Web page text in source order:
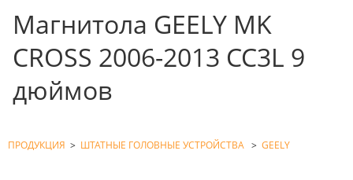
Магнитола GEELY MK
CROSS 2006-2013 CC3L 9
дюймов
ПРОДУКЦИЯ > ШТАТНЫЕ ГОЛОВНЫЕ УСТРОЙСТВА > GEELY